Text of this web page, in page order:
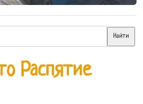
Распятие